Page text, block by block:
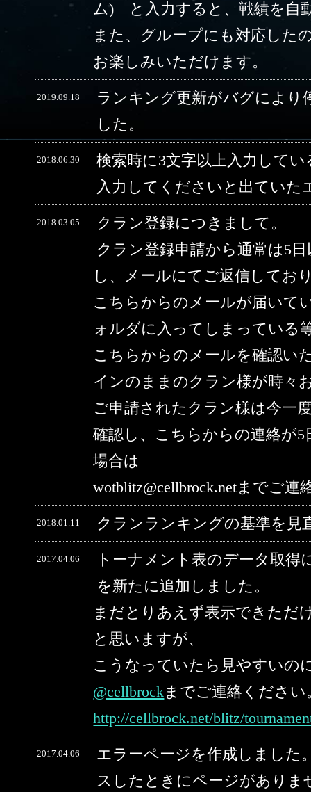
ム) と入力すると、戦績を自
また、グループにも対応した
お楽しみいただけます。
2019.09.18
ランキング更新がバグにより
した。
2018.06.30
検索時に3文字以上入力して
入力してくださいと出ていた
2018.03.05
クラン登録につきまして。
クラン登録申請から通常は5
し、メールにてご返信してお
こちらからのメールが届いて
ォルダに入ってしまっている
こちらからのメールを確認い
インのままのクラン様が時々
ご申請されたクラン様は今一
確認し、こちらからの連絡が
場合は
wotblitz@cellbrock.netまでご連
2018.01.11 クランランキングの基準を見
2017.04.06
トーナメント表のデータ取
を新たに追加しました。
まだとりあえず表示できただ
と思いますが、
こうなっていたら見やすいの
@cellbrockまでご連絡ください
http://cellbrock.net/blitz/
2017.04.06
エラーページを作成しました
スしたときにページがありま